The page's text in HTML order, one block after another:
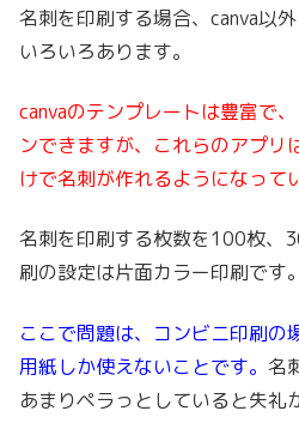
名刺を印刷する場合、canva以
いろいろあります。
canvaのテンプレートは豊富で
ンできますが、これらのアプリ
けで名刺が作れるようになって
名刺を印刷する枚数を100枚、
刷の設定は片面カラー印刷です。
ここで問題は、コンビニ印刷の
用紙しか使えないことです。 名
あまりペラっとしていると失礼